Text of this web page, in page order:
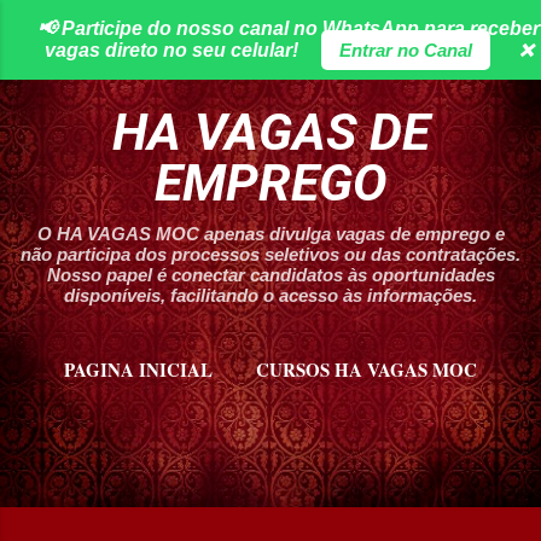
Pular para o conteúdo principal
HA VAGAS DE
EMPREGO
O HA VAGAS MOC apenas divulga vagas de emprego e
não participa dos processos seletivos ou das contratações.
Nosso papel é conectar candidatos às oportunidades
disponíveis, facilitando o acesso às informações.
📢 Participe do nosso canal no WhatsApp para receber
vagas direto no seu celular!
Entrar no Canal ❌
PAGINA INICIAL CURSOS HA VAGAS MOC